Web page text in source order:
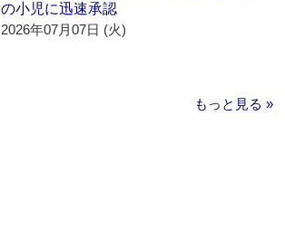
の小児に迅速承認
2026年07月07日 (火)
もっと見る »